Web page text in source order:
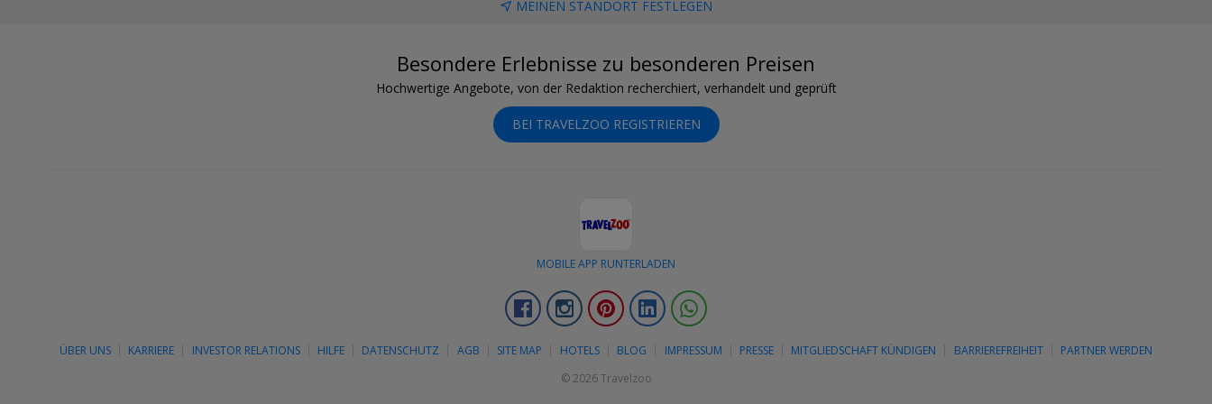
MEINEN STANDORT FESTLEGEN
Besondere Erlebnisse zu besonderen Preisen
Hochwertige Angebote, von der Redaktion recherchiert, verhandelt und geprüft
BEI TRAVELZOO REGISTRIEREN
MOBILE APP RUNTERLADEN
FacebookInstagramPinterestLinkedIn
ÜBER UNS KARRIERE INVESTOR RELATIONS HILFE DATENSCHUTZ AGB SITE MAP HOTELS BLOG IMPRESSUM PRESSE MITGLIEDSCHAFT KÜNDIGEN BARRIEREFREIHEIT
PARTNER WERDEN
© 2026 Travelzoo